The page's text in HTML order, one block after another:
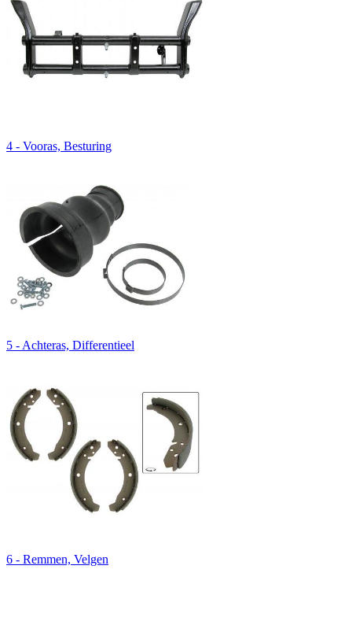
4 - Vooras, Besturing
5 - Achteras, Differentieel
6 - Remmen, Velgen